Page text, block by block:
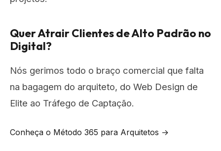
Quer Atrair Clientes de Alto Padrão no
Digital?
Nós gerimos todo o braço comercial que falta
na bagagem do arquiteto, do Web Design de
Elite ao Tráfego de Captação.
Conheça o Método 365 para Arquitetos →